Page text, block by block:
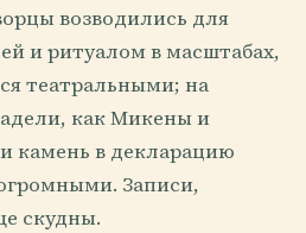
возводились для
и ритуалом в масштабах,
театральными; на
как Микены и
камень в декларацию
Записи,
скудны.